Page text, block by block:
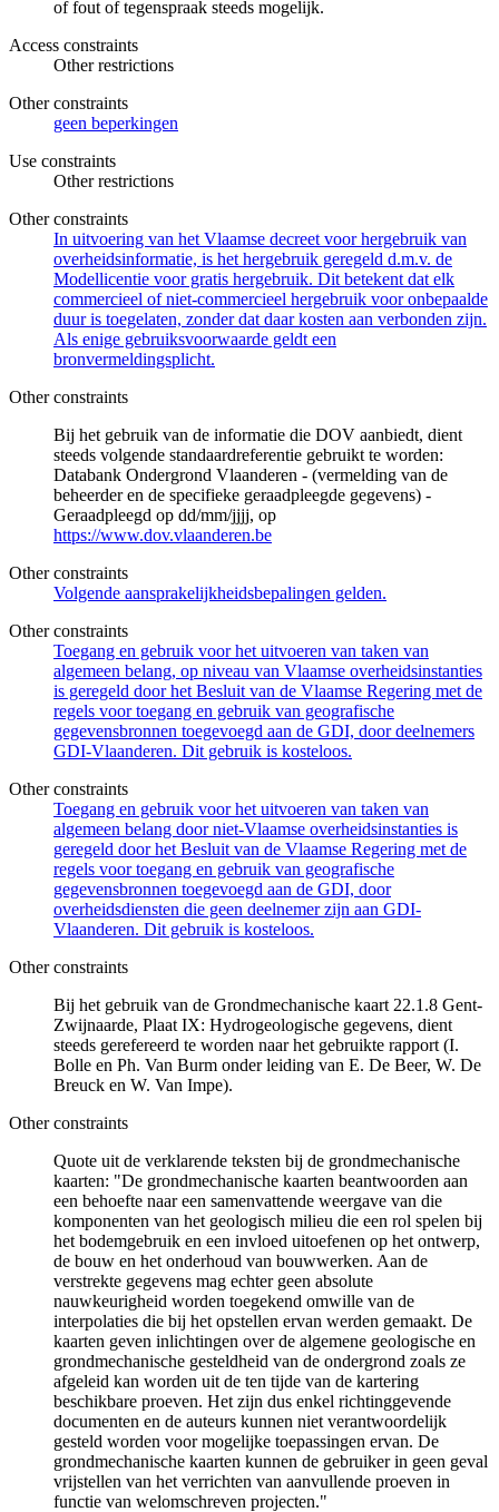
of fout of tegenspraak steeds mogelijk.
Access constraints
Other restrictions
Other constraints
geen beperkingen
Use constraints
Other restrictions
Other constraints
In uitvoering van het Vlaamse decreet voor hergebruik van
overheidsinformatie, is het hergebruik geregeld d.m.v. de
Modellicentie voor gratis hergebruik. Dit betekent dat elk
commercieel of niet-commercieel hergebruik voor onbepaalde
duur is toegelaten, zonder dat daar kosten aan verbonden zijn.
Als enige gebruiksvoorwaarde geldt een
bronvermeldingsplicht.
Other constraints
Bij het gebruik van de informatie die DOV aanbiedt, dient
steeds volgende standaardreferentie gebruikt te worden:
Databank Ondergrond Vlaanderen - (vermelding van de
beheerder en de specifieke geraadpleegde gegevens) -
Geraadpleegd op dd/mm/jjjj, op
https://www.dov.vlaanderen.be
Other constraints
Volgende aansprakelijkheidsbepalingen gelden.
Other constraints
Toegang en gebruik voor het uitvoeren van taken van
algemeen belang, op niveau van Vlaamse overheidsinstanties
is geregeld door het Besluit van de Vlaamse Regering met de
regels voor toegang en gebruik van geografische
gegevensbronnen toegevoegd aan de GDI, door deelnemers
GDI-Vlaanderen. Dit gebruik is kosteloos.
Other constraints
Toegang en gebruik voor het uitvoeren van taken van
algemeen belang door niet-Vlaamse overheidsinstanties is
geregeld door het Besluit van de Vlaamse Regering met de
regels voor toegang en gebruik van geografische
gegevensbronnen toegevoegd aan de GDI, door
overheidsdiensten die geen deelnemer zijn aan GDI-
Vlaanderen. Dit gebruik is kosteloos.
Other constraints
Bij het gebruik van de Grondmechanische kaart 22.1.8 Gent-
Zwijnaarde, Plaat IX: Hydrogeologische gegevens, dient
steeds gerefereerd te worden naar het gebruikte rapport (I.
Bolle en Ph. Van Burm onder leiding van E. De Beer, W. De
Breuck en W. Van Impe).
Other constraints
Quote uit de verklarende teksten bij de grondmechanische
kaarten: "De grondmechanische kaarten beantwoorden aan
een behoefte naar een samenvattende weergave van die
komponenten van het geologisch milieu die een rol spelen bij
het bodemgebruik en een invloed uitoefenen op het ontwerp,
de bouw en het onderhoud van bouwwerken. Aan de
verstrekte gegevens mag echter geen absolute
nauwkeurigheid worden toegekend omwille van de
interpolaties die bij het opstellen ervan werden gemaakt. De
kaarten geven inlichtingen over de algemene geologische en
grondmechanische gesteldheid van de ondergrond zoals ze
afgeleid kan worden uit de ten tijde van de kartering
beschikbare proeven. Het zijn dus enkel richtinggevende
documenten en de auteurs kunnen niet verantwoordelijk
gesteld worden voor mogelijke toepassingen ervan. De
grondmechanische kaarten kunnen de gebruiker in geen geval
vrijstellen van het verrichten van aanvullende proeven in
functie van welomschreven projecten."